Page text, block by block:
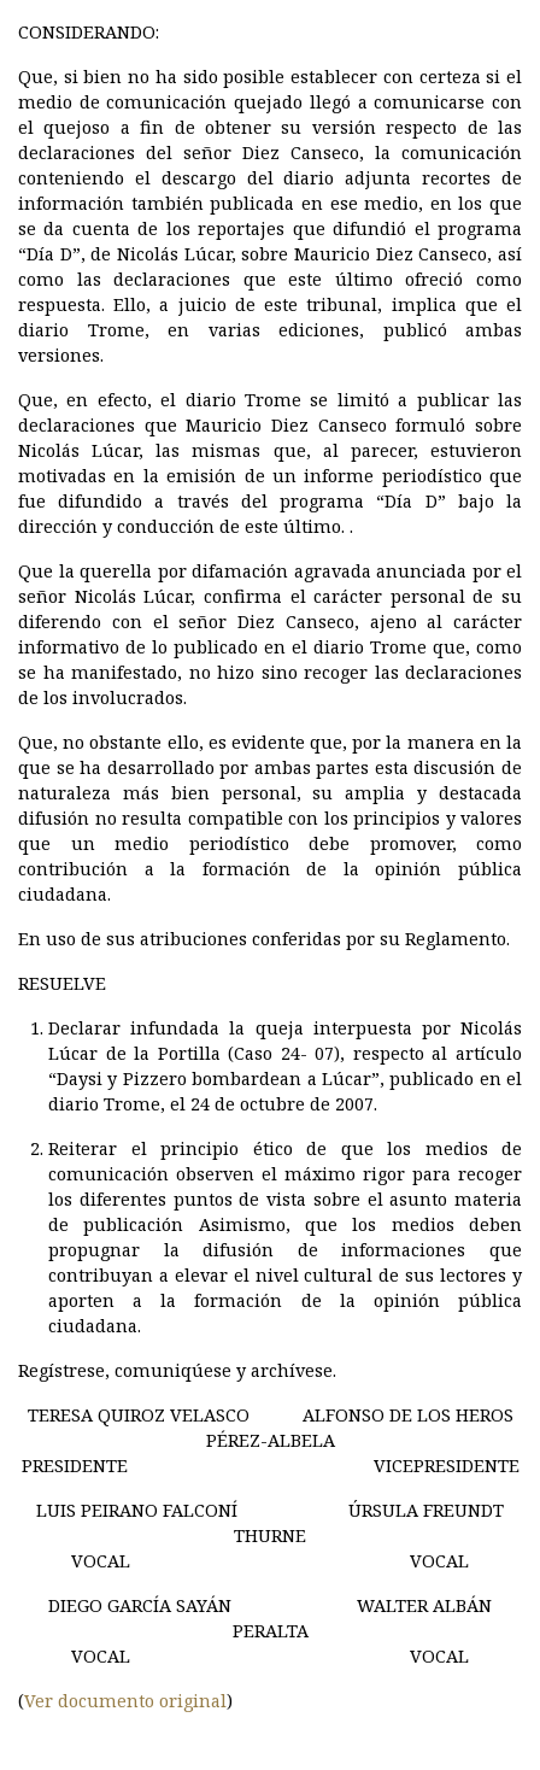
CONSIDERANDO:
Que, si bien no ha sido posible establecer con certeza si el
medio de comunicación quejado llegó a comunicarse con
el quejoso a fin de obtener su versión respecto de las
declaraciones del señor Diez Canseco, la comunicación
conteniendo el descargo del diario adjunta recortes de
información también publicada en ese medio, en los que
se da cuenta de los reportajes que difundió el programa
“Día D”, de Nicolás Lúcar, sobre Mauricio Diez Canseco, así
como las declaraciones que este último ofreció como
respuesta. Ello, a juicio de este tribunal, implica que el
diario Trome, en varias ediciones, publicó ambas
versiones.
Que, en efecto, el diario Trome se limitó a publicar las
declaraciones que Mauricio Diez Canseco formuló sobre
Nicolás Lúcar, las mismas que, al parecer, estuvieron
motivadas en la emisión de un informe periodístico que
fue difundido a través del programa “Día D” bajo la
dirección y conducción de este último. .
Que la querella por difamación agravada anunciada por el
señor Nicolás Lúcar, confirma el carácter personal de su
diferendo con el señor Diez Canseco, ajeno al carácter
informativo de lo publicado en el diario Trome que, como
se ha manifestado, no hizo sino recoger las declaraciones
de los involucrados.
Que, no obstante ello, es evidente que, por la manera en la
que se ha desarrollado por ambas partes esta discusión de
naturaleza más bien personal, su amplia y destacada
difusión no resulta compatible con los principios y valores
que un medio periodístico debe promover, como
contribución a la formación de la opinión pública
ciudadana.
En uso de sus atribuciones conferidas por su Reglamento.
RESUELVE
Declarar infundada la queja interpuesta por Nicolás
Lúcar de la Portilla (Caso 24- 07), respecto al artículo
“Daysi y Pizzero bombardean a Lúcar”, publicado en el
diario Trome, el 24 de octubre de 2007.
Reiterar el principio ético de que los medios de
comunicación observen el máximo rigor para recoger
los diferentes puntos de vista sobre el asunto materia
de publicación Asimismo, que los medios deben
propugnar la difusión de informaciones que
contribuyan a elevar el nivel cultural de sus lectores y
aporten a la formación de la opinión pública
ciudadana.
Regístrese, comuniqúese y archívese.
TERESA QUIROZ VELASCO ALFONSO DE LOS HEROS
PÉREZ-ALBELA
PRESIDENTE VICEPRESIDENTE
LUIS PEIRANO FALCONÍ ÚRSULA FREUNDT
THURNE
VOCAL VOCAL
DIEGO GARCÍA SAYÁN WALTER ALBÁN
PERALTA
VOCAL VOCAL
(Ver documento original)